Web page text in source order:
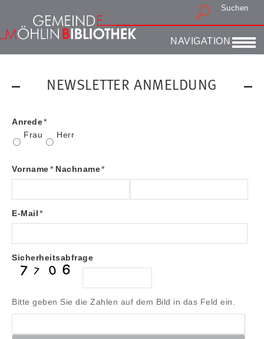
Druckansicht
Suchen
NAVIGATION
NEWSLETTER ANMELDUNG
Anrede*
Frau
Herr
Vorname* Nachname*
E-Mail*
Sicherheitsabfrage
Bitte geben Sie die Zahlen auf dem Bild in das Feld ein.